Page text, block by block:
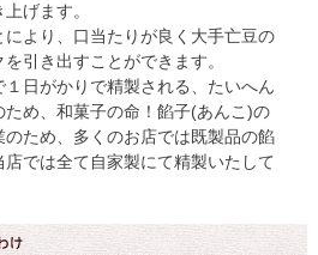
げます。
より、口当たりが良く大手亡豆の
引き出すことができます。
日がかりで精製される、たいへん
め、和菓子の命！餡子(あんこ)の
ため、多くのお店では既製品の餡
では全て自家製にて精製いたして